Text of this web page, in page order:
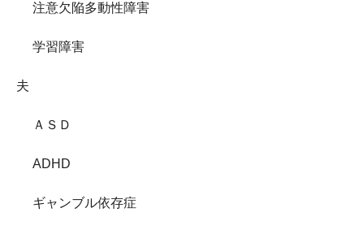
注意欠陥多動性障害
学習障害
夫
ＡＳＤ
ADHD
ギャンブル依存症